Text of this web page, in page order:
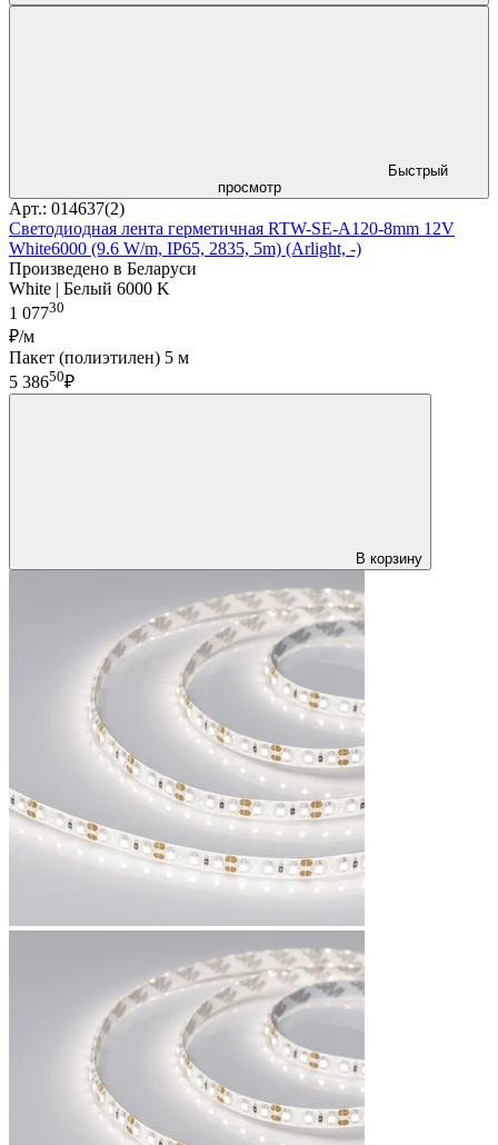
Быстрый
просмотр
Арт.: 014637(2)
Светодиодная лента герметичная RTW-SE-A120-8mm 12V
White6000 (9.6 W/m, IP65, 2835, 5m) (Arlight, -)
Произведено в Беларуси
White | Белый 6000 K
1 07730
₽/м
Пакет (полиэтилен) 5 м
5 38650₽
В корзину